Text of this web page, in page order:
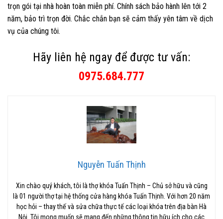
trọn gói tại nhà hoàn toàn miễn phí. Chính sách bảo hành lên tới 2
năm, bảo trì trọn đời. Chắc chắn bạn sẽ cảm thấy yên tâm về dịch
vụ của chúng tôi.
Hãy liên hệ ngay để được tư vấn:
0975.684.777
Nguyễn Tuấn Thịnh
Xin chào quý khách, tôi là thợ khóa Tuấn Thịnh – Chủ sở hữu và cũng
là 01 người thợ tại hệ thống cửa hàng khóa Tuấn Thịnh. Với hơn 20 năm
học hỏi – thay thế và sửa chữa thực tế các loại khóa trên địa bàn Hà
Nội. Tôi mong muốn sẽ mang đến những thông tin hữu ích cho các